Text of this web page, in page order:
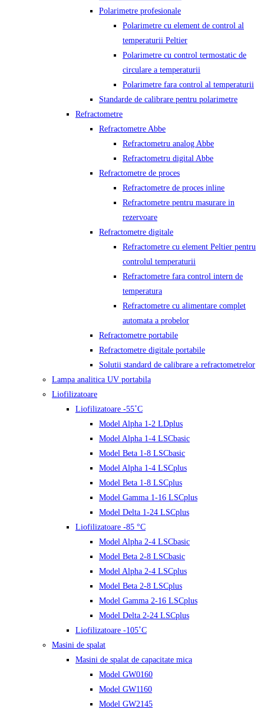
Polarimetre profesionale
Polarimetre cu element de control al
temperaturii Peltier
Polarimetre cu control termostatic de
circulare a temperaturii
Polarimetre fara control al temperaturii
Standarde de calibrare pentru polarimetre
Refractometre
Refractometre Abbe
Refractometru analog Abbe
Refractometru digital Abbe
Refractometre de proces
Refractometre de proces inline
Refractometre pentru masurare in
rezervoare
Refractometre digitale
Refractometre cu element Peltier pentru
controlul temperaturii
Refractometre fara control intern de
temperatura
Refractometre cu alimentare complet
automata a probelor
Refractometre portabile
Refractometre digitale portabile
Solutii standard de calibrare a refractometrelor
Lampa analitica UV portabila
Liofilizatoare
Liofilizatoare -55˚C
Model Alpha 1-2 LDplus
Model Alpha 1-4 LSCbasic
Model Beta 1-8 LSCbasic
Model Alpha 1-4 LSCplus
Model Beta 1-8 LSCplus
Model Gamma 1-16 LSCplus
Model Delta 1-24 LSCplus
Liofilizatoare -85 °C
Model Alpha 2-4 LSCbasic
Model Beta 2-8 LSCbasic
Model Alpha 2-4 LSCplus
Model Beta 2-8 LSCplus
Model Gamma 2-16 LSCplus
Model Delta 2-24 LSCplus
Liofilizatoare -105˚C
Masini de spalat
Masini de spalat de capacitate mica
Model GW0160
Model GW1160
Model GW2145